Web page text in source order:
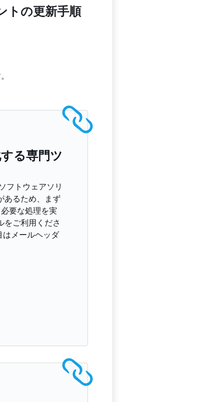
トの更新手順
る専門ツ
フトウェアソリ
あるため、まず
要な処理を実
ご利用くださ
はメールヘッダ